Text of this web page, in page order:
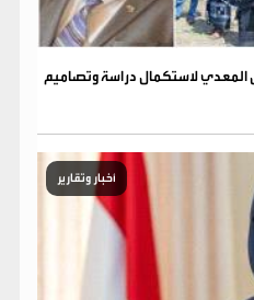
لاستكمال دراسة وتصاميم
أخبار وتقارير